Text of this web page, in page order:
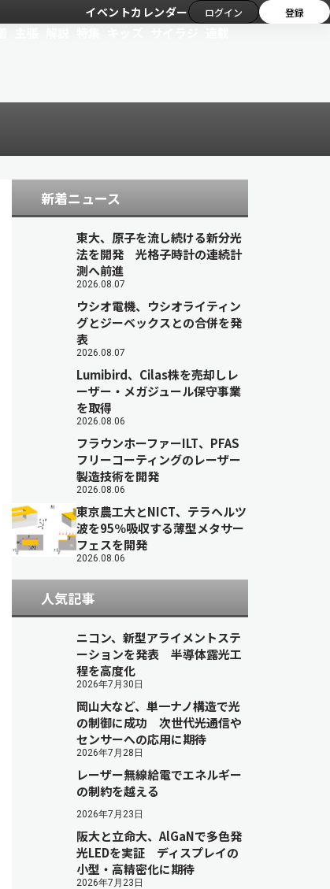
イベントカレンダー ログイン 登録
新着ニュース
東大、原子を流し続ける新分光
法を開発 光格子時計の連続計
測へ前進
2026.08.07
ウシオ電機、ウシオライティン
グとジーベックスとの合併を発
表
2026.08.07
Lumibird、Cilas株を売却しレ
ーザー・メガジュール保守事業
を取得
2026.08.06
フラウンホーファーILT、PFAS
フリーコーティングのレーザー
製造技術を開発
2026.08.06
東京農工大とNICT、テラヘルツ
波を95％吸収する薄型メタサー
フェスを開発
2026.08.06
人気記事
ニコン、新型アライメントステ
ーションを発表 半導体露光工
程を高度化
2026年7月30日
岡山大など、単一ナノ構造で光
の制御に成功 次世代光通信や
センサーへの応用に期待
2026年7月28日
レーザー無線給電でエネルギー
の制約を越える
2026年7月23日
阪大と立命大、AlGaNで多色発
光LEDを実証 ディスプレイの
小型・高精密化に期待
2026年7月23日